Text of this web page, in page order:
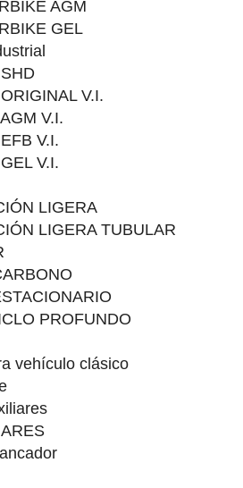
AGM
GEL
V.I.
V.I.
V.I.
V.I.
LIGERA
LIGERA TUBULAR
PROFUNDO
vehículo clásico